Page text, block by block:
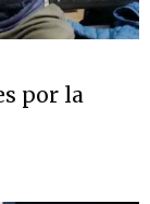
por la